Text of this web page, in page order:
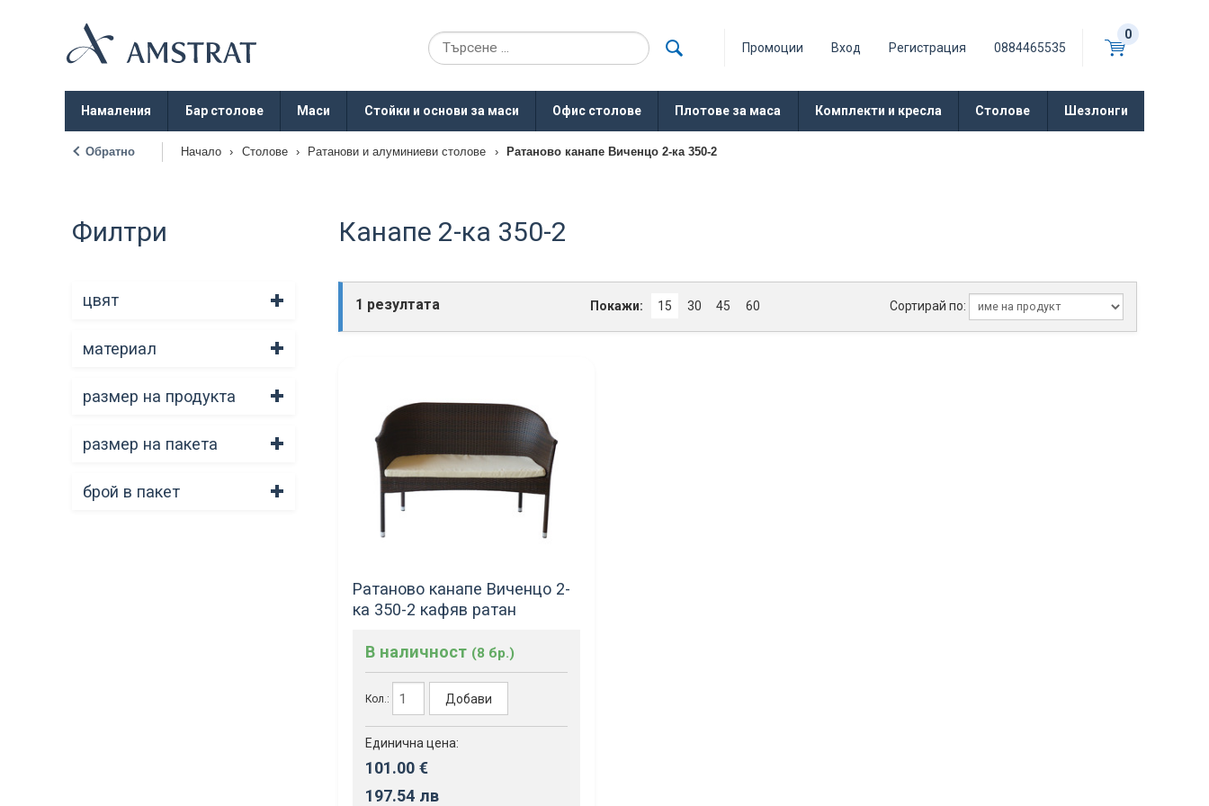
0
Промоции
Вход Регистрация 0884465535
Намаления Бар столове Маси Стойки и основи за маси Офис столове Плотове за маса Комплекти и кресла Столове Шезлонги
Обратно Начало › Столове › Ратанови и алуминиеви столове › Ратаново канапе Виченцо 2-ка 350-2
Филтри
цвят
материал
размер на продукта
размер на пакета
брой в пакет
Канапе 2-ка 350-2
1 резултата Покажи: 15 30 45 60 Сортирай по:
Ратаново канапе Виченцо 2-
ка 350-2 кафяв ратан
В наличност (8 бр.)
Кол.: Добави
Единична цена:
101.00 €
197.54 лв